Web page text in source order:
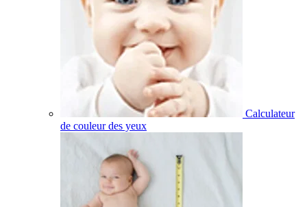
Calculateur
de couleur des yeux